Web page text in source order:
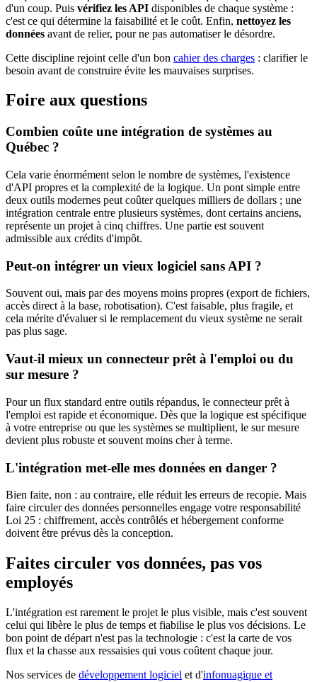
d'un coup. Puis vérifiez les API disponibles de chaque système :
c'est ce qui détermine la faisabilité et le coût. Enfin, nettoyez les
données avant de relier, pour ne pas automatiser le désordre.
Cette discipline rejoint celle d'un bon cahier des charges : clarifier le
besoin avant de construire évite les mauvaises surprises.
Foire aux questions
Combien coûte une intégration de systèmes au
Québec ?
Cela varie énormément selon le nombre de systèmes, l'existence
d'API propres et la complexité de la logique. Un pont simple entre
deux outils modernes peut coûter quelques milliers de dollars ; une
intégration centrale entre plusieurs systèmes, dont certains anciens,
représente un projet à cinq chiffres. Une partie est souvent
admissible aux crédits d'impôt.
Peut-on intégrer un vieux logiciel sans API ?
Souvent oui, mais par des moyens moins propres (export de fichiers,
accès direct à la base, robotisation). C'est faisable, plus fragile, et
cela mérite d'évaluer si le remplacement du vieux système ne serait
pas plus sage.
Vaut-il mieux un connecteur prêt à l'emploi ou du
sur mesure ?
Pour un flux standard entre outils répandus, le connecteur prêt à
l'emploi est rapide et économique. Dès que la logique est spécifique
à votre entreprise ou que les systèmes se multiplient, le sur mesure
devient plus robuste et souvent moins cher à terme.
L'intégration met-elle mes données en danger ?
Bien faite, non : au contraire, elle réduit les erreurs de recopie. Mais
faire circuler des données personnelles engage votre responsabilité
Loi 25 : chiffrement, accès contrôlés et hébergement conforme
doivent être prévus dès la conception.
Faites circuler vos données, pas vos
employés
L'intégration est rarement le projet le plus visible, mais c'est souvent
celui qui libère le plus de temps et fiabilise le plus vos décisions. Le
bon point de départ n'est pas la technologie : c'est la carte de vos
flux et la chasse aux ressaisies qui vous coûtent chaque jour.
Nos services de développement logiciel et d'infonuagique et